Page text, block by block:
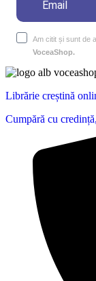
Am citit și sunt de
VoceaShop.
Librărie creștină
Cumpără cu